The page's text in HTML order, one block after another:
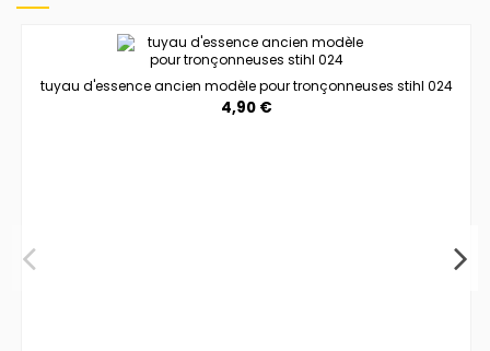
tuyau d'essence ancien modèle pour tronçonneuses stihl 024
4,90 €